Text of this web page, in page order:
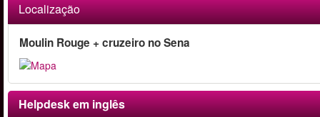
Localização
Moulin Rouge + cruzeiro no Sena
Helpdesk em inglês